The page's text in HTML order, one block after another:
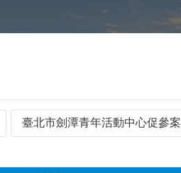
臺北市劍潭青年活動中心促參案